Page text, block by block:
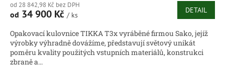
od 28 842,98 Kč bez DPH
od 34 900 Kč / ks
DETAIL
Opakovací kulovnice TIKKA T3x vyráběné firmou Sako, jejíž
výrobky výhradně dovážíme, představují světový unikát
poměru kvality použitých vstupních materiálů, konstrukci
zbraně a...